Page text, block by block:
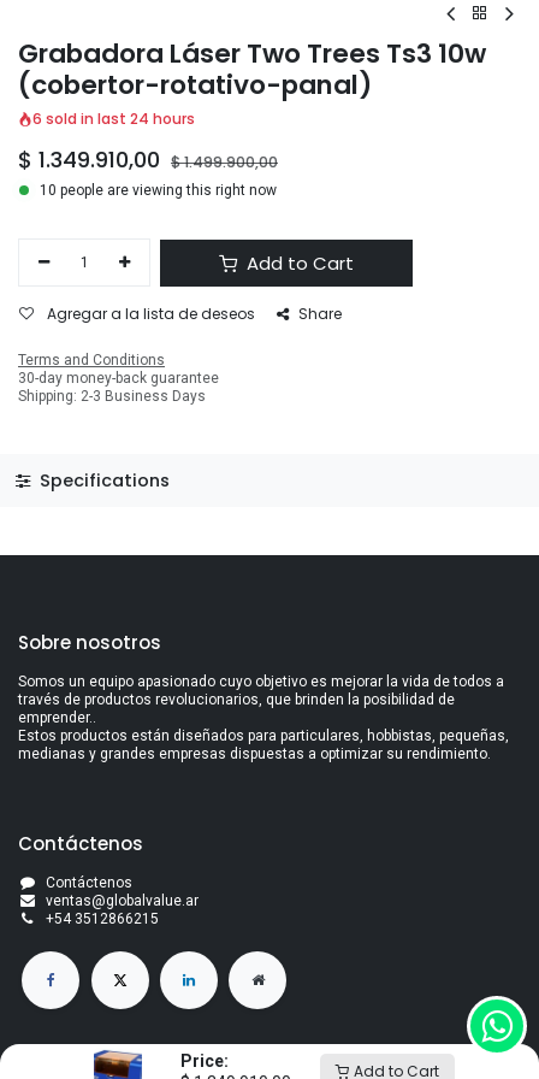
Price:
Add to Cart
Grabadora Láser Two Trees Ts3 10w
(cobertor-rotativo-panal)
6 sold in last 24 hours
$ 1.349.910,00 $1.499.900,00
10 people are viewing this right now
Add to Cart
Agregar a la lista de deseos Share
Terms and Conditions
30-day money-back guarantee
Shipping: 2-3 Business Days
Specifications
Sobre nosotros
Somos un equipo apasionado cuyo objetivo es mejorar la vida de todos a
través de productos revolucionarios, que brinden la posibilidad de
emprender..
Estos productos están diseñados para particulares, hobbistas, pequeñas,
medianas y grandes empresas dispuestas a optimizar su rendimiento.
Contáctenos
Contáctenos
ventas@globalvalue.ar
+54 3512866215